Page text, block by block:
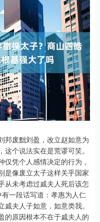
邦废黜刘盈，改立赵如意为
个说法实在是荒谬可笑。
凭个人感情决定的行为，
是像废立太子这样关乎国家
从未考虑过戚夫人死后该怎
一段话写道：孝惠为人仁
夫人子如意，如意类我。
的原因根本不在于戚夫人的